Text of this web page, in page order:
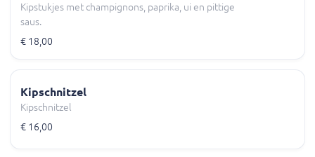
Kipstukjes met champignons, paprika, ui en pittige
saus.
€ 18,00
Kipschnitzel
Kipschnitzel
€ 16,00